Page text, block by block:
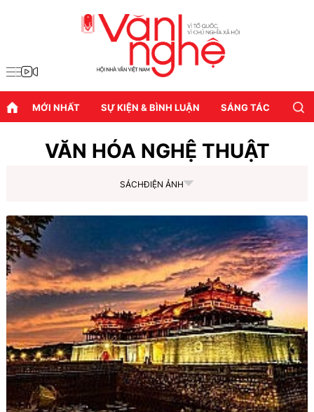
MỚI NHẤT SỰ KIỆN & BÌNH LUẬN SÁNG TÁC
VĂN HÓA NGHỆ THUẬT
SÁCHĐIỆN ẢNH